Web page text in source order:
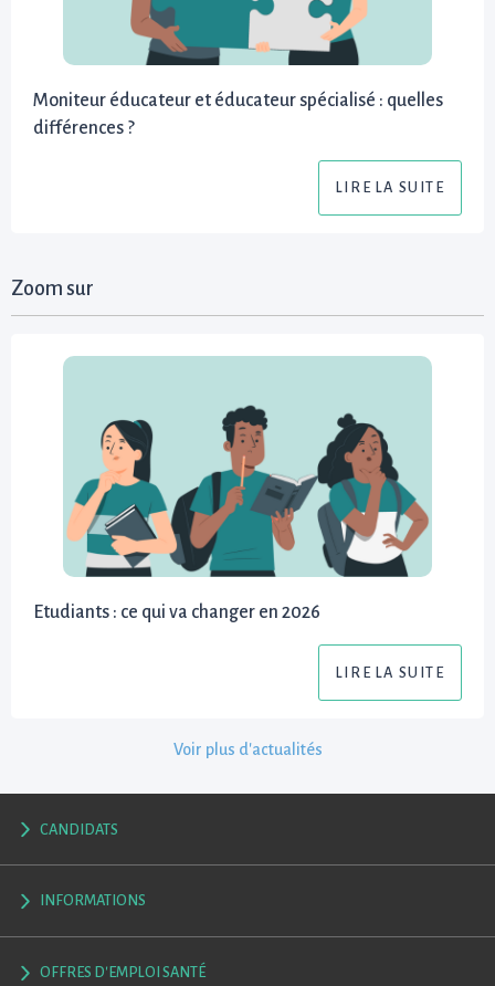
Moniteur éducateur et éducateur spécialisé : quelles
différences ?
LIRE LA SUITE
Zoom sur
Etudiants : ce qui va changer en 2026
LIRE LA SUITE
Voir plus d'actualités
CANDIDATS
INFORMATIONS
OFFRES D'EMPLOI SANTÉ